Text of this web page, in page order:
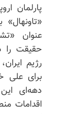
پارلمان
عنوان
حقیقت را
رژیم
برای علی
دهه‌ای
اقدامات